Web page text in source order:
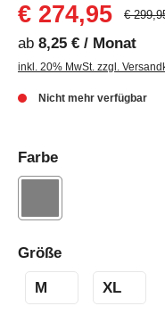
€ 274,95
€
ab 8,25 € / Monat
inkl. 20% MwSt. zzgl.
Nicht mehr verfügbar
Farbe
Größe
M XL